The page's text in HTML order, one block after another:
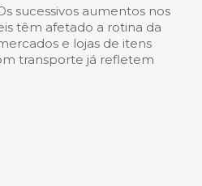
sucessivos aumentos nos
têm afetado a rotina da
e lojas de itens
transporte já refletem